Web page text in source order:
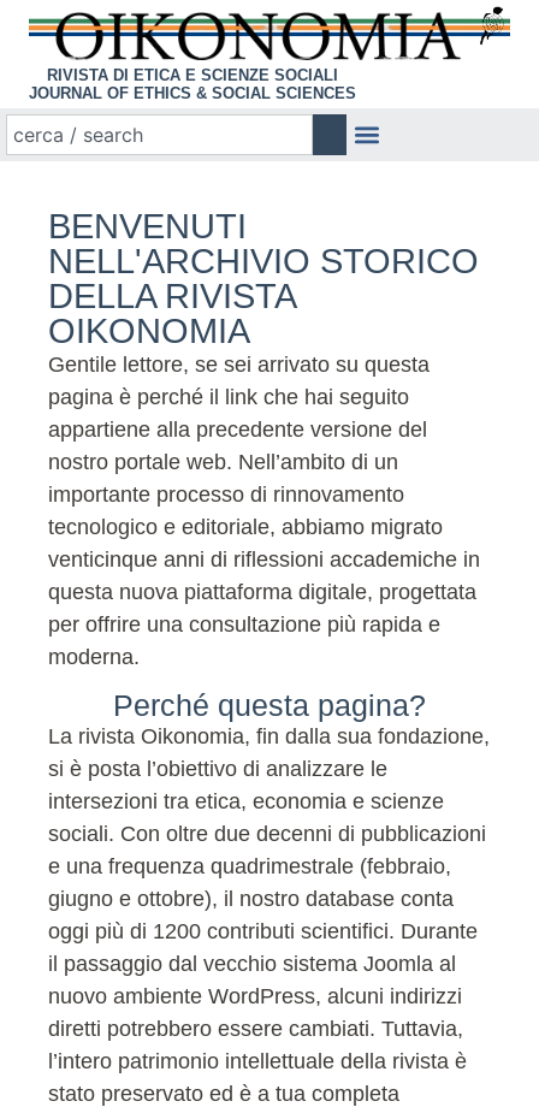
RIVISTA DI ETICA E SCIENZE SOCIALI
JOURNAL OF ETHICS & SOCIAL SCIENCES
BENVENUTI
NELL'ARCHIVIO STORICO
DELLA RIVISTA
OIKONOMIA
Gentile lettore, se sei arrivato su questa
pagina è perché il link che hai seguito
appartiene alla precedente versione del
nostro portale web. Nell’ambito di un
importante processo di rinnovamento
tecnologico e editoriale, abbiamo migrato
venticinque anni di riflessioni accademiche in
questa nuova piattaforma digitale, progettata
per offrire una consultazione più rapida e
moderna.
Perché questa pagina?
La rivista Oikonomia, fin dalla sua fondazione,
si è posta l’obiettivo di analizzare le
intersezioni tra etica, economia e scienze
sociali. Con oltre due decenni di pubblicazioni
e una frequenza quadrimestrale (febbraio,
giugno e ottobre), il nostro database conta
oggi più di 1200 contributi scientifici. Durante
il passaggio dal vecchio sistema Joomla al
nuovo ambiente WordPress, alcuni indirizzi
diretti potrebbero essere cambiati. Tuttavia,
l’intero patrimonio intellettuale della rivista è
stato preservato ed è a tua completa